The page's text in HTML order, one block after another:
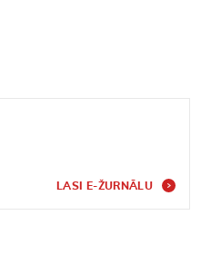
LASI E-ŽURNĀLU